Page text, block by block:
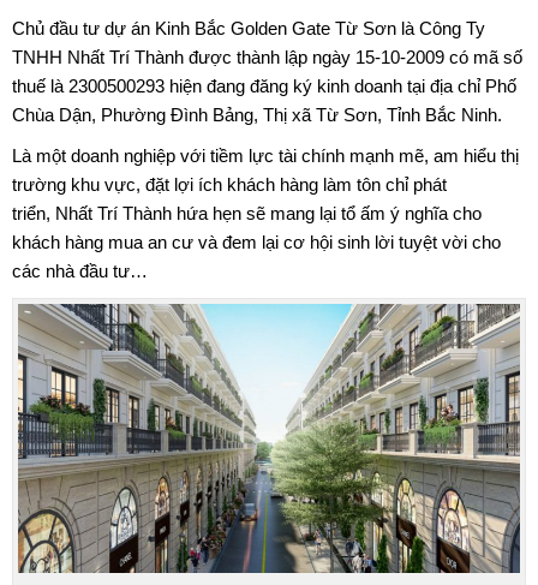
Chủ đầu tư dự án Kinh Bắc Golden Gate Từ Sơn là Công Ty
TNHH Nhất Trí Thành được thành lập ngày 15-10-2009 có mã số
thuế là 2300500293 hiện đang đăng ký kinh doanh tại địa chỉ Phố
Chùa Dận, Phường Đình Bảng, Thị xã Từ Sơn, Tỉnh Bắc Ninh.
Là một doanh nghiệp với tiềm lực tài chính mạnh mẽ, am hiểu thị
trường khu vực, đặt lợi ích khách hàng làm tôn chỉ phát
triển, Nhất Trí Thành hứa hẹn sẽ mang lại tổ ấm ý nghĩa cho
khách hàng mua an cư và đem lại cơ hội sinh lời tuyệt vời cho
các nhà đầu tư…